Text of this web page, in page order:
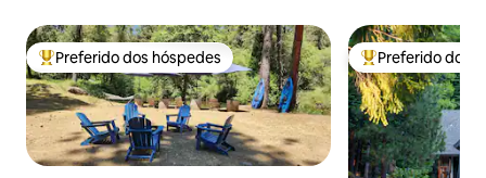
Entre os melhores preferidos dos hóspedes
Preferido dos hóspedes Entre os
Preferido dos